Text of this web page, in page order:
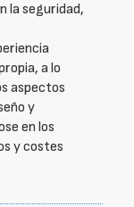
la seguridad,
a lo
aspectos
y
en los
y costes